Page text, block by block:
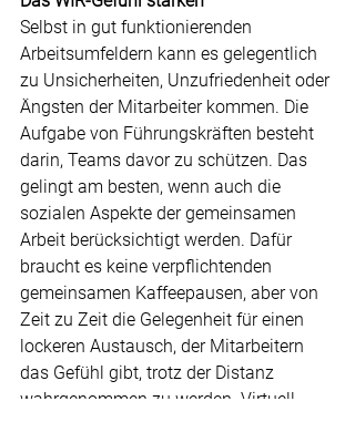
Selbst in gut funktionierenden
Arbeitsumfeldern kann es gelegentlich
zu Unsicherheiten, Unzufriedenheit oder
Ängsten der Mitarbeiter kommen. Die
Aufgabe von Führungskräften besteht
darin, Teams davor zu schützen. Das
gelingt am besten, wenn auch die
sozialen Aspekte der gemeinsamen
Arbeit berücksichtigt werden. Dafür
braucht es keine verpflichtenden
gemeinsamen Kaffeepausen, aber von
Zeit zu Zeit die Gelegenheit für einen
lockeren Austausch, der Mitarbeitern
das Gefühl gibt, trotz der Distanz
wahrgenommen zu werden. Virtuell